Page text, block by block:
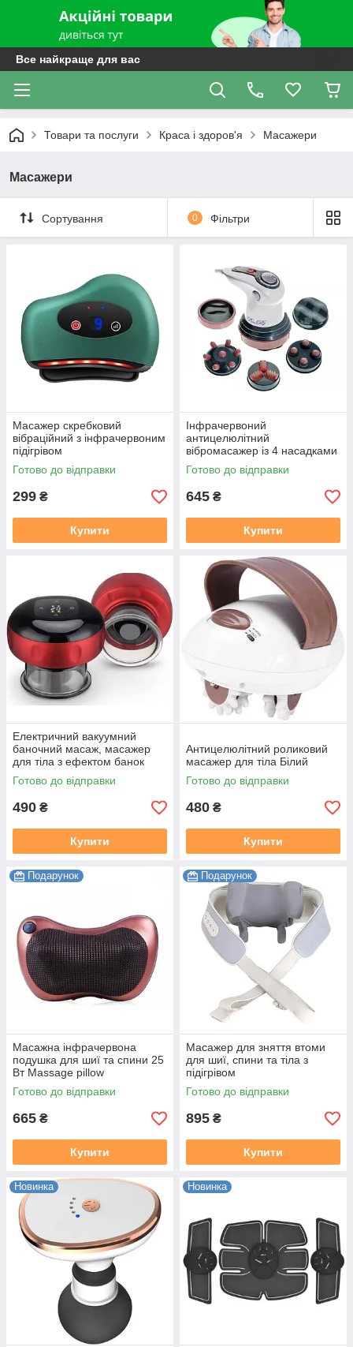
Все найкраще для вас
Товари та послуги Краса і здоров'я Масажери
Масажери
Сортування 0 Фільтри
Масажер скребковий
вібраційний з інфрачервоним
підігрівом
Готово до відправки
299 ₴
Купити
Інфрачервоний
антицелюлітний
вібромасажер із 4 насадками
Готово до відправки
645 ₴
Купити
Електричний вакуумний
баночний масаж, масажер
для тіла з ефектом банок
USB
Готово до відправки
490 ₴
Купити
Антицелюлітний роликовий
масажер для тіла Білий
Готово до відправки
480 ₴
Купити
Подарунок
Масажна інфрачервона
подушка для шиї та спини 25
Вт Massage pillow
Готово до відправки
665 ₴
Купити
Подарунок
Масажер для зняття втоми
для шиї, спини та тіла з
підігрівом
Готово до відправки
895 ₴
Купити
Новинка Новинка